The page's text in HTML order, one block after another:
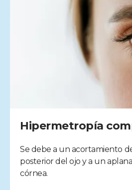
Hipermetropía
Se debe a un acortamiento
posterior del ojo y a un
córnea.